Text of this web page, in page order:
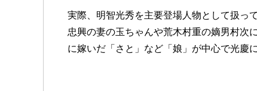
実際、明智光秀を主要登場人物として扱っ
忠興の妻の玉ちゃんや荒木村重の嫡男村次
に嫁いだ「さと」など「娘」が中心で光慶